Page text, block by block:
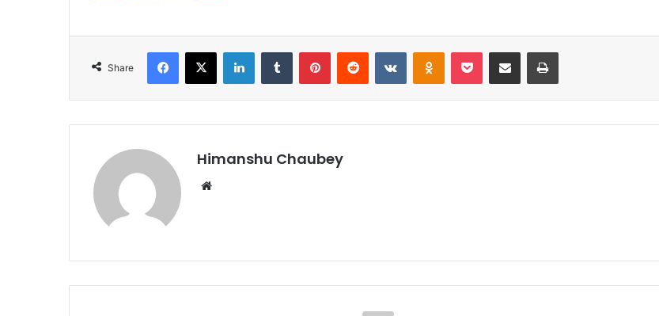
c
e
o
o
k
st
o
d
o
n
ai
l
ar
e
Share
Himanshu Chaubey